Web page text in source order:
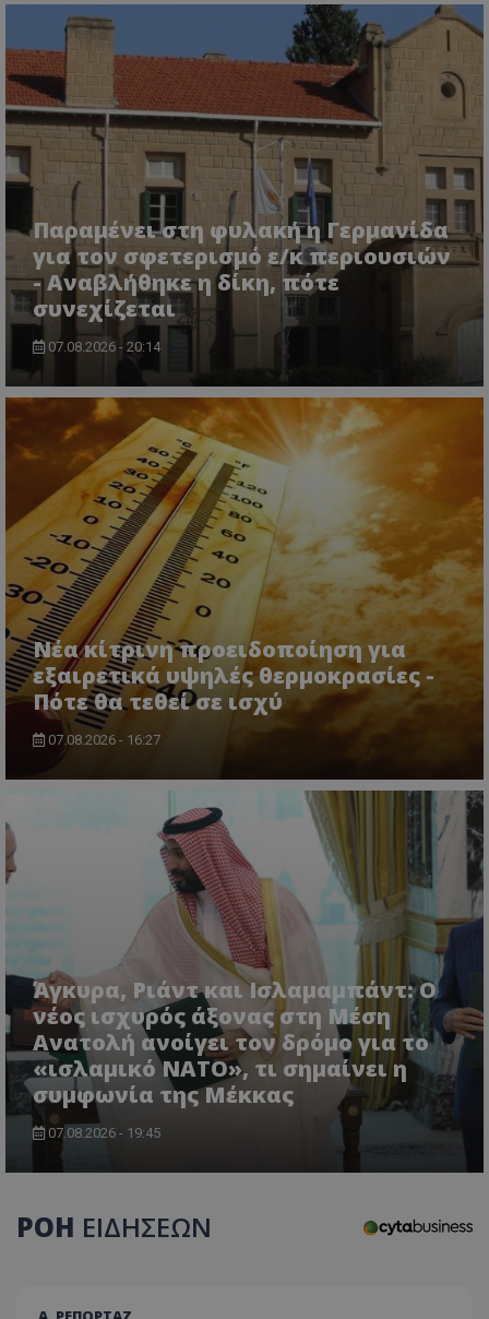
Παραμένει στη φυλακή η Γερμανίδα
για τον σφετερισμό ε/κ περιουσιών
- Αναβλήθηκε η δίκη, πότε
συνεχίζεται
07.08.2026 - 20:14
Νέα κίτρινη προειδοποίηση για
εξαιρετικά υψηλές θερμοκρασίες -
Πότε θα τεθεί σε ισχύ
07.08.2026 - 16:27
Άγκυρα, Ριάντ και Ισλαμαμπάντ: Ο
νέος ισχυρός άξονας στη Μέση
Ανατολή ανοίγει τον δρόμο για το
«ισλαμικό ΝΑΤΟ», τι σημαίνει η
συμφωνία της Μέκκας
07.08.2026 - 19:45
ΡΟΗ ΕΙΔΗΣΕΩΝ